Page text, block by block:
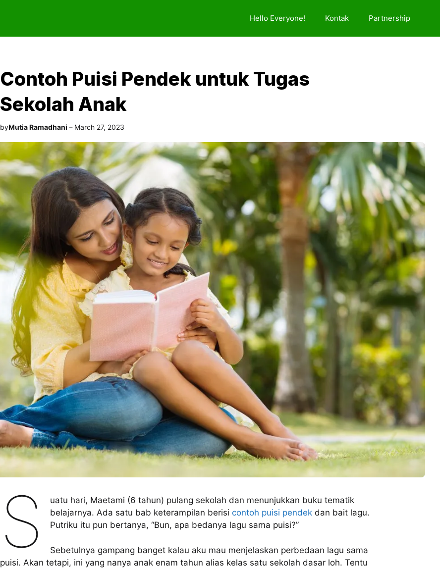
Hello Everyone! Kontak Partnership
Contoh Puisi Pendek untuk Tugas
Sekolah Anak
byMutia Ramadhani March 27, 2023
S
uatu hari, Maetami (6 tahun) pulang sekolah dan menunjukkan buku tematik
belajarnya. Ada satu bab keterampilan berisi contoh puisi pendek dan bait lagu.
Putriku itu pun bertanya, “Bun, apa bedanya lagu sama puisi?”
Sebetulnya gampang banget kalau aku mau menjelaskan perbedaan lagu sama
puisi. Akan tetapi, ini yang nanya anak enam tahun alias kelas satu sekolah dasar loh. Tentu